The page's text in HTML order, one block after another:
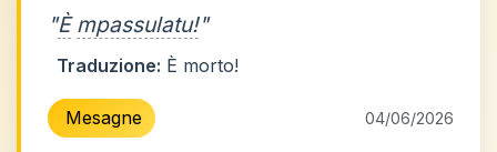
"È mpassulatu!"
Traduzione: È morto!
Mesagne 04/06/2026